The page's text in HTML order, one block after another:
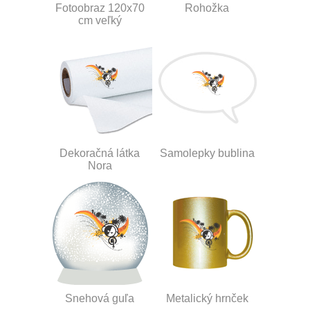
Fotoobraz 120x70
cm veľký
Rohožka
Dekoračná látka
Nora
Samolepky bublina
Snehová guľa Metalický hrnček